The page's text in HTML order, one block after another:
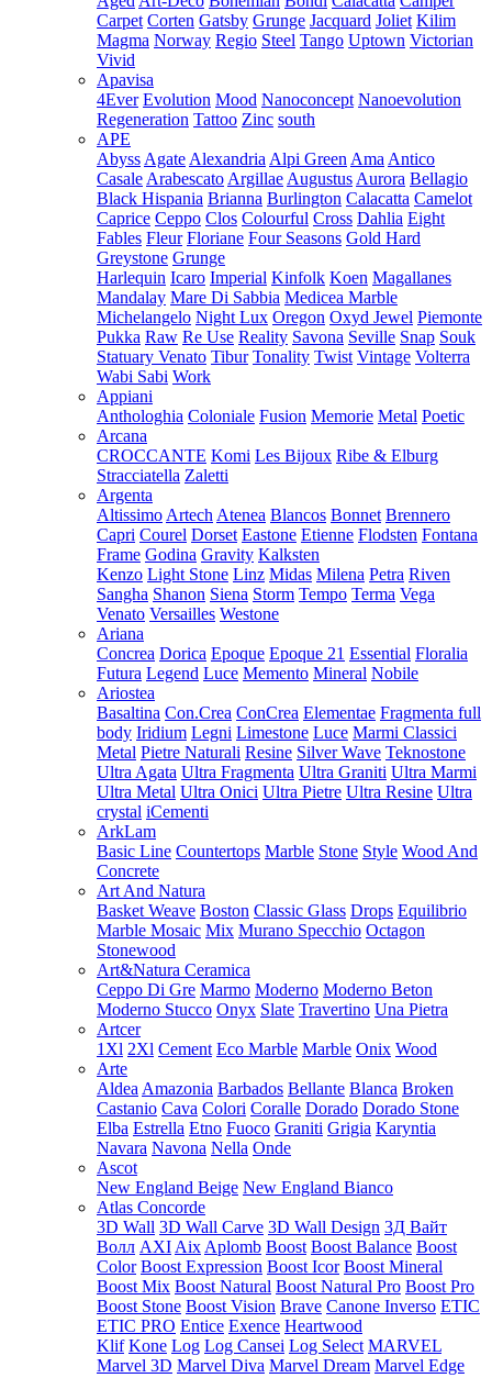
Carpet Corten Gatsby Grunge Jacquard Joliet Kilim
Magma Norway Regio Steel Tango Uptown Victorian
Vivid
Apavisa
4Ever Evolution Mood Nanoconcept Nanoevolution
Regeneration Tattoo Zinc south
APE
Abyss Agate Alexandria Alpi Green Ama Antico
Casale Arabescato Argillae Augustus Aurora Bellagio
Black Hispania Brianna Burlington Calacatta Camelot
Caprice Ceppo Clos Colourful Cross Dahlia Eight
Fables Fleur Floriane Four Seasons Gold Hard
Greystone Grunge
Harlequin Icaro Imperial Kinfolk Koen Magallanes
Mandalay Mare Di Sabbia Medicea Marble
Michelangelo Night Lux Oregon Oxyd Jewel Piemonte
Pukka Raw Re Use Reality Savona Seville Snap Souk
Statuary Venato Tibur Tonality Twist Vintage Volterra
Wabi Sabi Work
Appiani
Anthologhia Coloniale Fusion Memorie Metal Poetic
Arcana
CROCCANTE Komi Les Bijoux Ribe & Elburg
Stracciatella Zaletti
Argenta
Altissimo Artech Atenea Blancos Bonnet Brennero
Capri Courel Dorset Eastone Etienne Flodsten Fontana
Frame Godina Gravity Kalksten
Kenzo Light Stone Linz Midas Milena Petra Riven
Sangha Shanon Siena Storm Tempo Terma Vega
Venato Versailles Westone
Ariana
Concrea Dorica Epoque Epoque 21 Essential Floralia
Futura Legend Luce Memento Mineral Nobile
Ariostea
Basaltina Con.Crea ConCrea Elementae Fragmenta full
body Iridium Legni Limestone Luce Marmi Classici
Metal Pietre Naturali Resine Silver Wave Teknostone
Ultra Agata Ultra Fragmenta Ultra Graniti Ultra Marmi
Ultra Metal Ultra Onici Ultra Pietre Ultra Resine Ultra
crystal iCementi
ArkLam
Basic Line Countertops Marble Stone Style Wood And
Concrete
Art And Natura
Basket Weave Boston Classic Glass Drops Equilibrio
Marble Mosaic Mix Murano Specchio Octagon
Stonewood
Art&Natura Ceramica
Ceppo Di Gre Marmo Moderno Moderno Beton
Moderno Stucco Onyx Slate Travertino Una Pietra
Artcer
1Xl 2Xl Cement Eco Marble Marble Onix Wood
Arte
Aldea Amazonia Barbados Bellante Blanca Broken
Castanio Cava Colori Coralle Dorado Dorado Stone
Elba Estrella Etno Fuoco Graniti Grigia Karyntia
Navara Navona Nella Onde
Ascot
New England Beige New England Bianco
Atlas Concorde
3D Wall 3D Wall Carve 3D Wall Design 3Д Вайт
Волл AXI Aix Aplomb Boost Boost Balance Boost
Color Boost Expression Boost Icor Boost Mineral
Boost Mix Boost Natural Boost Natural Pro Boost Pro
Boost Stone Boost Vision Brave Canone Inverso ETIC
ETIC PRO Entice Exence Heartwood
Klif Kone Log Log Cansei Log Select MARVEL
Marvel 3D Marvel Diva Marvel Dream Marvel Edge